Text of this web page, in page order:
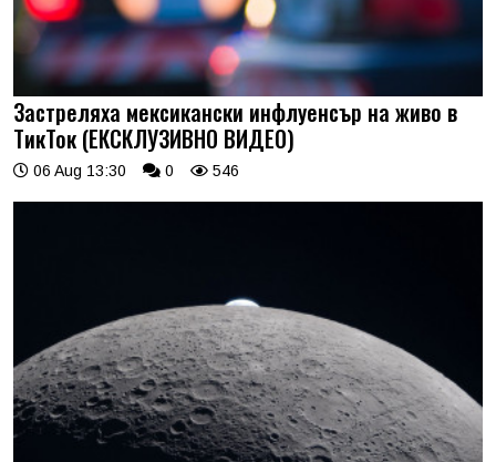
Застреляха мексикански инфлуенсър на живо в
ТикТок (ЕКСКЛУЗИВНО ВИДЕО)
06 Aug 13:30 0 546